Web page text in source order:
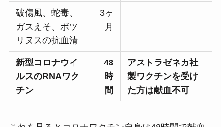
破傷風、蛇毒、
ガスえそ、ボツ
リヌスの抗血清
3ヶ
月
新型コロナウイ
ルスのRNAワク
チン
48
時
間
アストラゼネカ社
製ワクチンを受け
た方は献血不可